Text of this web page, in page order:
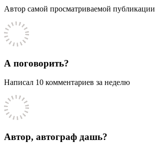
Автор самой просматриваемой публикации
А поговорить?
Написал 10 комментариев за неделю
Автор, автограф дашь?